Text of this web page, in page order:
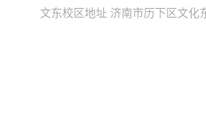
文东校区地址 济南市历下区文化